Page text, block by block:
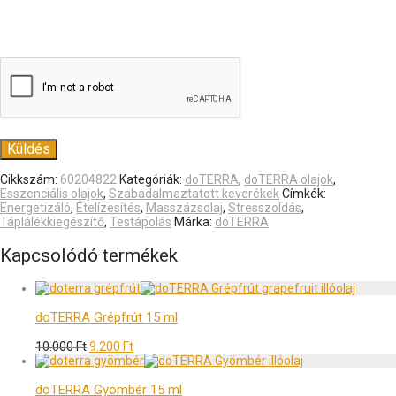
Cikkszám: 60204822 Kategóriák: doTERRA, doTERRA olajok,
Esszenciális olajok, Szabadalmaztatott keverékek Címkék:
Energetizáló, Ételízesítés, Masszázsolaj, Stresszoldás,
Táplálékkiegészítő, Testápolás Márka: doTERRA
Kapcsolódó termékek
doTERRA Grépfrút 15 ml
10.000Ft9.200 Ft
doTERRA Gyömbér 15 ml